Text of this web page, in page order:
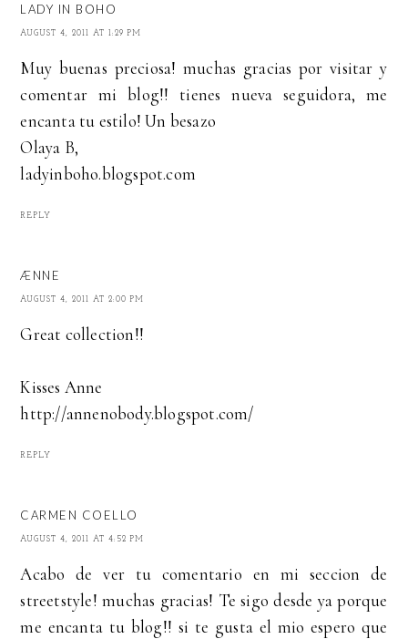
LADY IN BOHO
AUGUST 4, 2011 AT 1:29 PM
Muy buenas preciosa! muchas gracias por visitar y
comentar mi blog!! tienes nueva seguidora, me
encanta tu estilo! Un besazo
Olaya B,
ladyinboho.blogspot.com
REPLY
ÆNNE
AUGUST 4, 2011 AT 2:00 PM
Great collection!!
Kisses Anne
http://annenobody.blogspot.com/
REPLY
CARMEN COELLO
AUGUST 4, 2011 AT 4:52 PM
Acabo de ver tu comentario en mi seccion de
streetstyle! muchas gracias! Te sigo desde ya porque
me encanta tu blog!! si te gusta el mio espero que